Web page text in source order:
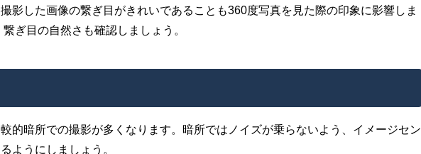
影した画像の繋ぎ目がきれいであることも360度写真を見た際の印象に影響しま
ぎ目の自然さも確認しましょう。
的暗所での撮影が多くなります。暗所ではノイズが乗らないよう、イメージセン
ようにしましょう。